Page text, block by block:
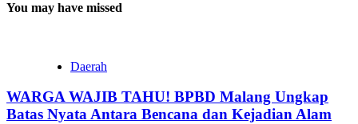
You may have missed
Daerah
WARGA WAJIB TAHU! BPBD Malang Ungkap
Batas Nyata Antara Bencana dan Kejadian Alam